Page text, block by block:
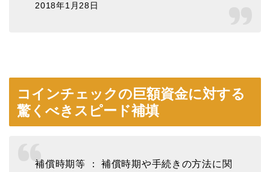
2018年1月28日
コインチェックの巨額資金に対する
驚くべきスピード補填
補償時期等 ： 補償時期や手続きの方法に関